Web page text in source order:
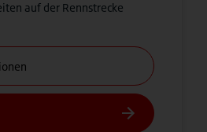
auf der Rennstrecke